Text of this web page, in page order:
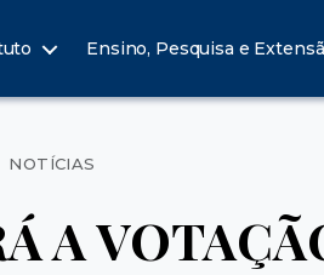
Ensino, Pesquisa e
Categorias
NOTÍCIAS
A